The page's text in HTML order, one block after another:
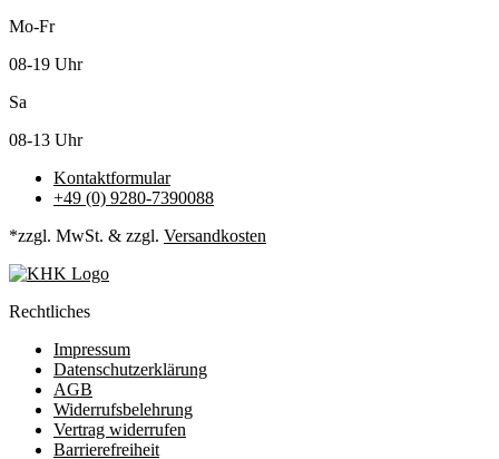
Mo-Fr
08-19 Uhr
Sa
08-13 Uhr
Kontaktformular
+49 (0) 9280-7390088
*zzgl. MwSt. & zzgl. Versandkosten
Rechtliches
Impressum
Datenschutzerklärung
AGB
Widerrufsbelehrung
Vertrag widerrufen
Barrierefreiheit